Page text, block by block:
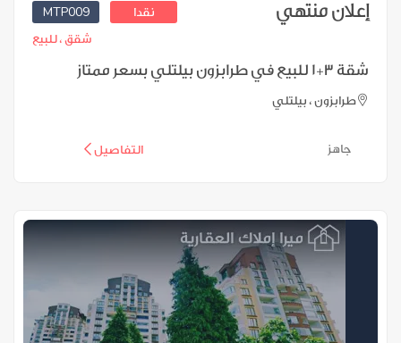
MTP009 نقدا إعلان منتهي
شقق ،للبيع
شقة 3+1 للبيع في طرابزون بيلتلي بسعر ممتاز
طرابزون ، بيلتلي
التفاصيل